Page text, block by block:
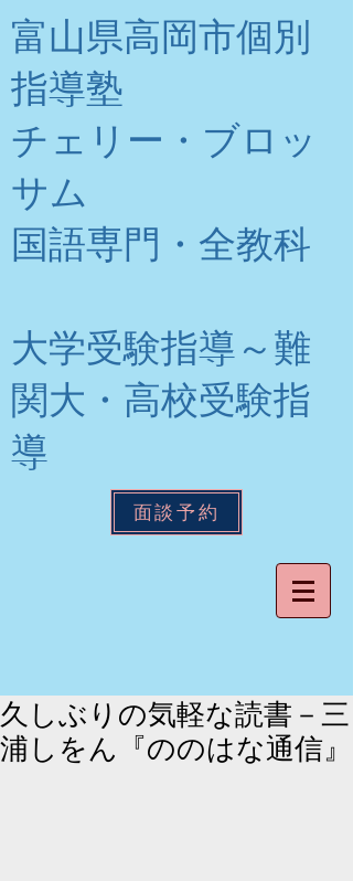
富山県高岡市個別
指導塾
チェリー・ブロッ
サム
​国語専門・全教科
大学受験指導～難
関大・高校受験指
導
面談予約
久しぶりの気軽な読書－三
浦しをん『ののはな通信』